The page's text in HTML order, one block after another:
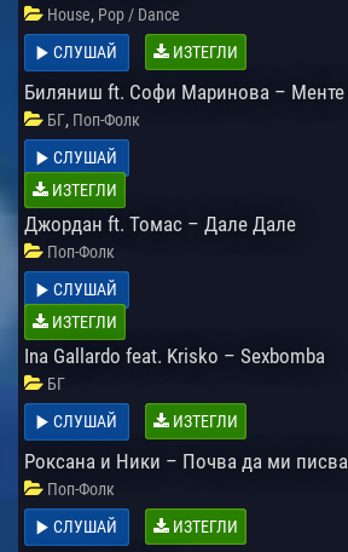
House, Pop / Dance
СЛУШАЙ
ИЗТЕГЛИ
Биляниш ft. Софи Маринова – Менте
БГ, Поп-Фолк
СЛУШАЙ
ИЗТЕГЛИ
Джордан ft. Томас – Дале Дале
Поп-Фолк
СЛУШАЙ
ИЗТЕГЛИ
Ina Gallardo feat. Krisko – Sexbomba
БГ
СЛУШАЙ
ИЗТЕГЛИ
Роксана и Ники – Почва да ми писва
Поп-Фолк
СЛУШАЙ
ИЗТЕГЛИ